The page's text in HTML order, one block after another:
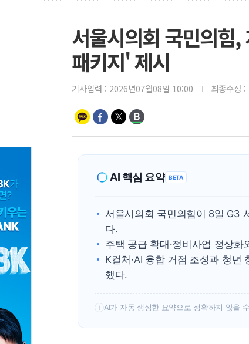
서울시의회 국민의힘,
패키지' 제시
기사입력 : 2026년07월08일 10:00 최종수정 :
AI 핵심 요약 BETA
서울시의회 국민의힘이 8일 G3
다.
주택 공급 확대·정비사업 정상
K컬처·AI 융합 거점 조성과 청
했다.
! AI가 자동 생성한 요약으로 정확하지 않을